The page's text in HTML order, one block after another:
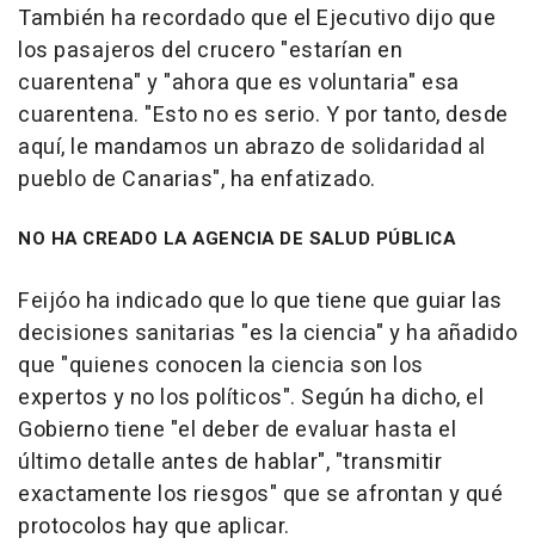
También ha recordado que el Ejecutivo dijo que
los pasajeros del crucero "estarían en
cuarentena" y "ahora que es voluntaria" esa
cuarentena. "Esto no es serio. Y por tanto, desde
aquí, le mandamos un abrazo de solidaridad al
pueblo de Canarias", ha enfatizado.
NO HA CREADO LA AGENCIA DE SALUD PÚBLICA
Feijóo ha indicado que lo que tiene que guiar las
decisiones sanitarias "es la ciencia" y ha añadido
que "quienes conocen la ciencia son los
expertos y no los políticos". Según ha dicho, el
Gobierno tiene "el deber de evaluar hasta el
último detalle antes de hablar", "transmitir
exactamente los riesgos" que se afrontan y qué
protocolos hay que aplicar.